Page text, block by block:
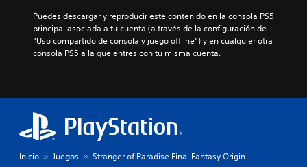
Puedes descargar y reproducir este contenido en la consola PS5
principal asociada a tu cuenta (a través de la configuración de
“Uso compartido de consola y juego offline”) y en cualquier otra
consola PS5 a la que entres con tu misma cuenta.
Inicio Juegos Stranger of Paradise Final Fantasy Origin